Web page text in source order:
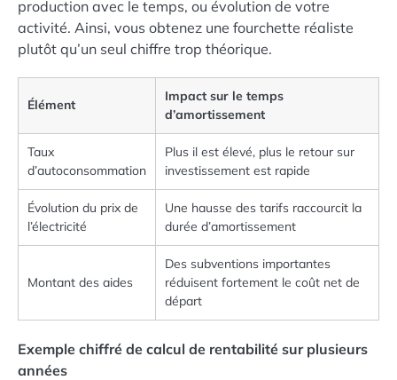
production avec le temps, ou évolution de votre
activité. Ainsi, vous obtenez une fourchette réaliste
plutôt qu’un seul chiffre trop théorique.
Élément
Impact sur le temps
d’amortissement
Taux
d’autoconsommation
Plus il est élevé, plus le retour sur
investissement est rapide
Évolution du prix de
l’électricité
Une hausse des tarifs raccourcit la
durée d’amortissement
Montant des aides
Des subventions importantes
réduisent fortement le coût net de
départ
Exemple chiffré de calcul de rentabilité sur plusieurs
années